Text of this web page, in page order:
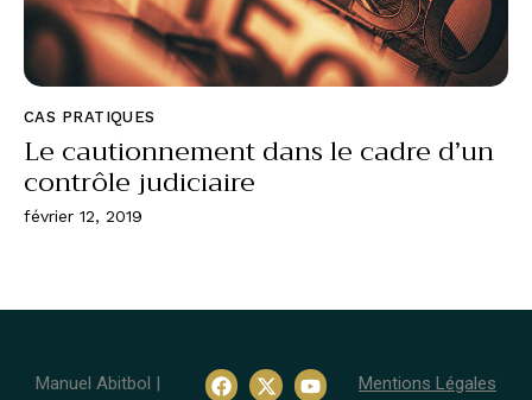
CAS PRATIQUES
Le cautionnement dans le cadre d’un
contrôle judiciaire
février 12, 2019
Manuel Abitbol |
Mentions Légales